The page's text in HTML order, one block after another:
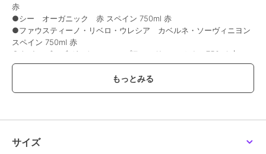
赤
●シー オーガニック 赤 スペイン 750ml 赤
●ファウスティーノ・リベロ・ウレシア カベルネ・ソーヴィニヨン
スペイン 750ml 赤
●タパス ズアゾ ガストン テンプラニーリョ スペイン 750ml 赤
●モンテゴーサ 赤 スペイン 750ml 赤
●セニョリオ・デ・バルデナーバ赤 ＤＯバルデペーニャ スペイン
750ml 赤
※パッケージ変更や商品入替等により、掲載商品と実際のお届け商品
が一部変更になる場合がございます。
サイズ